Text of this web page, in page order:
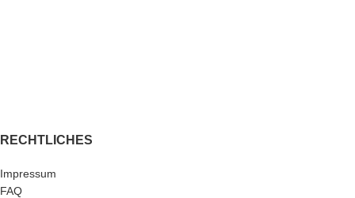
RECHTLICHES
Impressum
FAQ